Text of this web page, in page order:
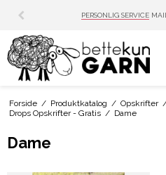
PERSONLIG SERVICE
Forside / Produktkatalog / Opskrifter
Drops Opskrifter - Gratis / Dame
Dame